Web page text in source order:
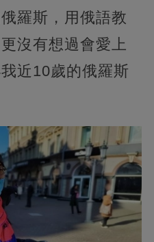
羅斯，用俄語教
沒有想過會愛上
近10歲的俄羅斯